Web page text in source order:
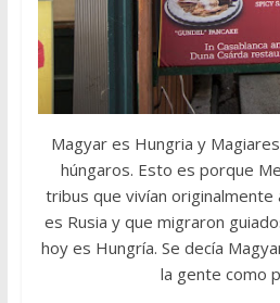
Magyar es Hungria y
húngaros. Esto es porque
tribus que vivían
es Rusia y que migraron
hoy es Hungría. Se decía
la gente como